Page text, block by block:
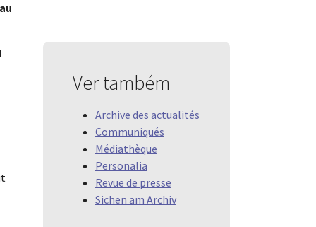
Ver também
Archive des actualités
Communiqués
Médiathèque
Personalia
Revue de presse
Sichen am Archiv